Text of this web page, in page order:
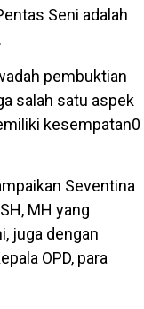
Seni adalah
pembuktian
salah satu aspek
kesempatan0
Seventina
MH yang
juga dengan
OPD, para